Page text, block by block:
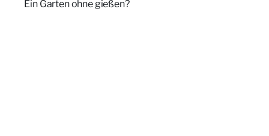
Ein Garten ohne gießen?